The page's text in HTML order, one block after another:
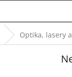
Optika, lasery